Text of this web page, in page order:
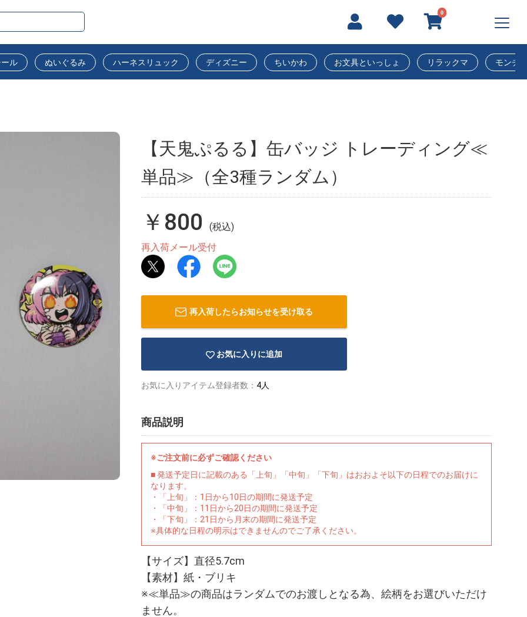
0
ル ぬいぐるみ ハーネスリュック ディズニー ちいかわ お文具といっしょ リラックマ モンチ
【天鬼ぷるる】缶バッジ トレーディング≪
単品≫（全3種ランダム）
￥800
(税込)
再入荷メール受付
再入荷したらお知らせを受け取る
お気に入りに追加
お気に入りアイテム登録者数： 4人
商品説明
※ご注文前に必ずご確認ください
■ 発送予定日に記載のある「上旬」「中旬」「下旬」はおおよそ以下の日程でのお届けに
なります。
・「上旬」：1日から10日の期間に発送予定
・「中旬」：11日から20日の期間に発送予定
・「下旬」：21日から月末の期間に発送予定
※具体的な日程の明示はできませんのでご了承ください。
【サイズ】直径5.7cm
【素材】紙・ブリキ
※≪単品≫の商品はランダムでのお渡しとなる為、絵柄をお選びいただけ
ません。